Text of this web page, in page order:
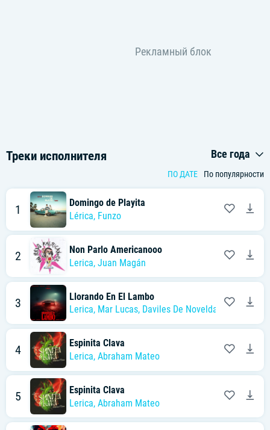
Треки исполнителя Все года
ПО ДАТЕ По популярности
1
Domingo de Playita
Lérica, Funzo
2
Non Parlo Americanooo
Lerica, Juan Magán
3
Llorando En El Lambo
Lerica, Mar Lucas, Daviles De Novelda
4
Espinita Clava
Lerica, Abraham Mateo
5
Espinita Clava
Lerica, Abraham Mateo